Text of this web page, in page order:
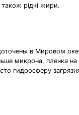
рідкі жири.
в Мировом
микрона, пленка
гидросферу